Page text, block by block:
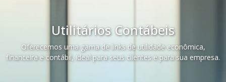
Utilitários Contábeis
Oferecemos uma gama de links de utilidade econômica,
financeira e contábil, ideal para seus clientes e para sua empresa.